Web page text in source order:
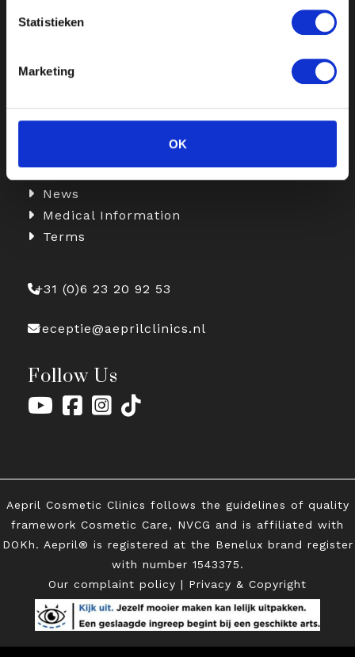
Statistieken
Marketing
OK
Botox
Skinboosters
Aepril Combination Treatments
Rates
News
Medical Information
Terms
+31 (0)6 23 20 92 53
receptie@aeprilclinics.nl
Follow Us
Aepril Cosmetic Clinics follows the guidelines of quality
framework Cosmetic Care, NVCG and is affiliated with
DOKh. Aepril® is registered at the Benelux brand register
with number 1543375.
Our complaint policy | Privacy & Copyright